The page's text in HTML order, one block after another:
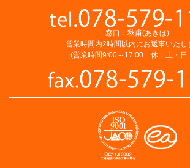
窓口：秋甫(あきほ)
営業時間内2時間以内にお返事いたし
(営業時間9:00～17:00 休：土・日